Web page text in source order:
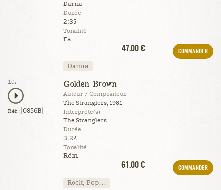
Damia
Durée
2:35
Tonalité
Fa
47.00 €
COMMANDER
Damia
10.
Réf : 0856B
Golden Brown
Auteur / Compositeur
The Stranglers, 1981
Interprète(s)
The Stranglers
Durée
3:22
Tonalité
Rém
61.00 €
COMMANDER
Rock, Pop…